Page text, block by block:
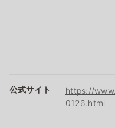
公式サイト
https://
0126.html